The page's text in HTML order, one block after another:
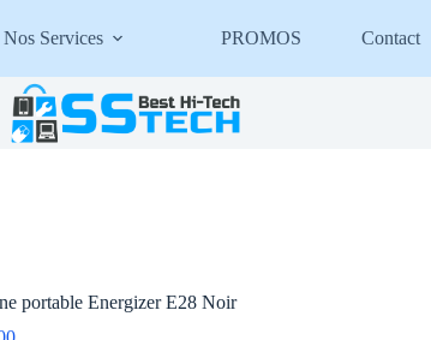
Nos Services PROMOS Contact
portable Energizer E28 Noir